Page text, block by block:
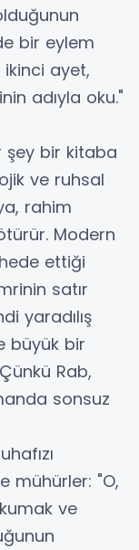
bir eylem
ayet,
adıyla oku."
şey bir kitaba
ve ruhsal
rahim
Modern
ettiği
satır
yaradılış
büyük bir
Rab,
sonsuz
mühürler: "O,
ve